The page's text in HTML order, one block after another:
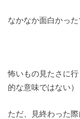
なかなか面白かった
怖いもの見たさに
的な意味ではない）
ただ、見終わった